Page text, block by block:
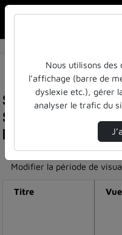
Statistiques de
Semaine du
béatrice gabriel
Modifier la période de
Titre
Nous utilisons des
l’affichage (barre de
dyslexie etc.), gérer
analyser le trafic du